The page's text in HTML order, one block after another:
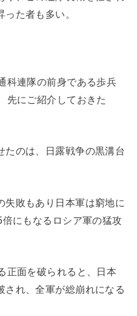
た者も多い。
科連隊の前身である歩兵
先にご紹介しておきた
たのは、日露戦争の黒溝台
失敗もあり日本軍は窮地に
にもなるロシア軍の猛攻
正面を破られると、日本
され、全軍が総崩れになる